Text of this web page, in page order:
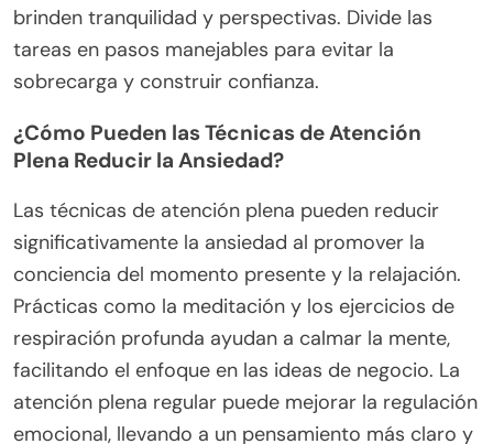
brinden tranquilidad y perspectivas. Divide las
tareas en pasos manejables para evitar la
sobrecarga y construir confianza.
¿Cómo Pueden las Técnicas de Atención
Plena Reducir la Ansiedad?
Las técnicas de atención plena pueden reducir
significativamente la ansiedad al promover la
conciencia del momento presente y la relajación.
Prácticas como la meditación y los ejercicios de
respiración profunda ayudan a calmar la mente,
facilitando el enfoque en las ideas de negocio. La
atención plena regular puede mejorar la regulación
emocional, llevando a un pensamiento más claro y